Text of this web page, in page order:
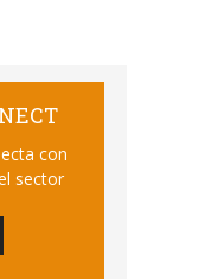
con
sector